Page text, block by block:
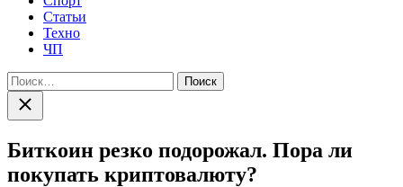
Статьи
Техно
ЧП
Найти:
Закрыть
поиск
Биткоин резко подорожал. Пора ли
покупать криптовалюту?